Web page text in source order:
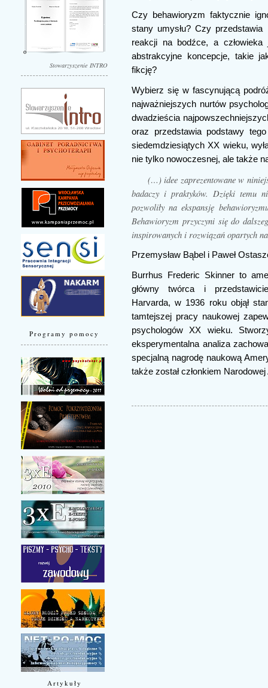
Stowarzyszenie INTRO
Programy pomocy
Artykuły
Czy behawioryzm faktycznie
stany umysłu? Czy przedstawia
reakcji na bodźce, a
abstrakcyjne koncepcje, takie
fikcję?
Wybierz się w fascynującą
najważniejszych nurtów
dwadzieścia
oraz przedstawia podstawy
siedemdziesiątych XX wieku,
nie tylko nowoczesnej, ale także
(…) idee zaprezentowane w
badaczy i praktyków. Dzięki temu
pozwoliły na ekspansję
Behawioryzm przyczyni się do
inspirowanych i rozwiązań opartych
Przemysław Bąbel i Paweł
Burrhus Frederic Skinner to
główny twórca i
Harvarda, w 1936 roku objął
tamtejszej pracy naukowej
psychologów XX wieku.
eksperymentalna analiza
specjalną nagrodę naukową
także został członkiem